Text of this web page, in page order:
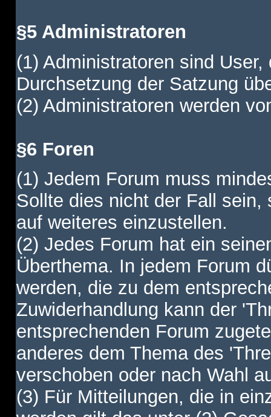
§5 Administratoren
(1) Administratoren sind
Durchsetzung der Satzung
(2) Administratoren werden
§6 Foren
(1) Jedem Forum muss
Sollte dies nicht der Fall
auf weiteres einzustellen.
(2) Jedes Forum hat ein
Überthema. In jedem Forum
werden, die zu dem
Zuwiderhandlung kann der
entsprechenden Forum
anderes dem Thema des
verschoben oder nach Wahl
(3) Für Mitteilungen, die in